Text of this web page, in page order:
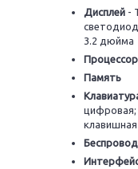
Дисплей -
3.2 дюйма
Процессор
Память
цифровая;